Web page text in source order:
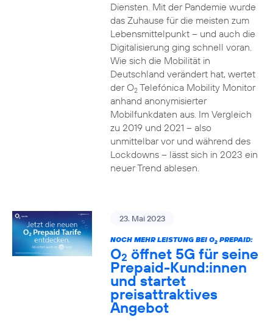
Diensten. Mit der Pandemie wurde
das Zuhause für die meisten zum
Lebensmittelpunkt – und auch die
Digitalisierung ging schnell voran.
Wie sich die Mobilität in
Deutschland verändert hat, wertet
der O2Telefónica Mobility Monitor
anhand anonymisierter
Mobilfunkdaten aus. Im Vergleich
zu 2019 und 2021 – also
unmittelbar vor und während des
Lockdowns – lässt sich in 2023 ein
neuer Trend ablesen.
23. Mai 2023
NOCH MEHR LEISTUNG BEI O2PREPAID:
O2 öffnet 5G für seine
Prepaid-Kund:innen
und startet
preisattraktives
Angebot